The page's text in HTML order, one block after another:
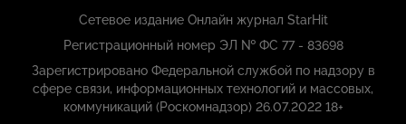
Сетевое издание Онлайн журнал StarHit
Регистрационный номер ЭЛ № ФС 77 - 83698
Зарегистрировано Федеральной службой по надзору в
сфере связи, информационных технологий и массовых,
коммуникаций (Роскомнадзор) 26.07.2022 18+